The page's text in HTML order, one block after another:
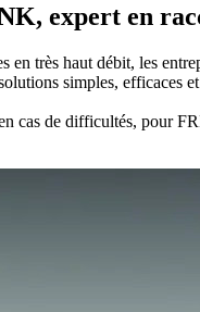
expert en
très haut débit, les
simples, efficaces
cas de difficultés, pour